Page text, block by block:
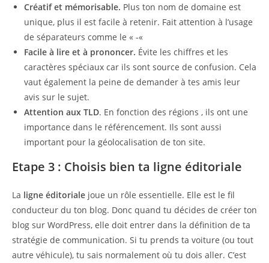
Créatif et mémorisable. Plus ton nom de domaine est
unique, plus il est facile à retenir. Fait attention à l’usage
de séparateurs comme le « -«
Facile à lire et à prononcer. Évite les chiffres et les
caractères spéciaux car ils sont source de confusion. Cela
vaut également la peine de demander à tes amis leur
avis sur le sujet.
Attention aux TLD. En fonction des régions , ils ont une
importance dans le référencement. Ils sont aussi
important pour la géolocalisation de ton site.
Etape 3 : Choisis bien ta ligne éditoriale
La ligne éditoriale joue un rôle essentielle. Elle est le fil
conducteur du ton blog. Donc quand tu décides de créer ton
blog sur WordPress, elle doit entrer dans la définition de ta
stratégie de communication. Si tu prends ta voiture (ou tout
autre véhicule), tu sais normalement où tu dois aller. C’est